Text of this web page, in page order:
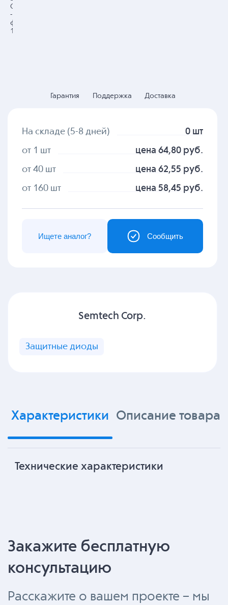
Гарантия Поддержка Доставка
На складе (5-8 дней) 0 шт
от 1 шт цена 64,80 руб.
от 40 шт цена 62,55 руб.
от 160 шт цена 58,45 руб.
Сообщить
Ищете аналог?
Semtech Corp.
Защитные диоды
Характеристики Описание товара
Технические характеристики
Закажите бесплатную
консультацию
Расскажите о вашем проекте – мы